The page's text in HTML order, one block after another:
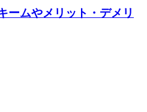
ームやメリット・デメリ